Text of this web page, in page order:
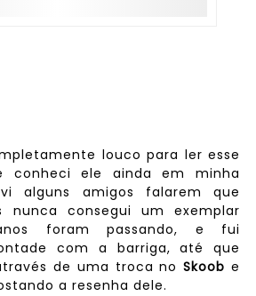
louco para ler esse
conheci ele ainda em minha
alguns amigos falarem que
nunca consegui um exemplar
foram passando, e fui
com a barriga, até que
de uma troca noSkoobe
a resenha dele.